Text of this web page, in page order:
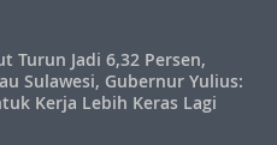
Turun Jadi 6,32 Persen,
Sulawesi, Gubernur Yulius:
Kerja Lebih Keras Lagi